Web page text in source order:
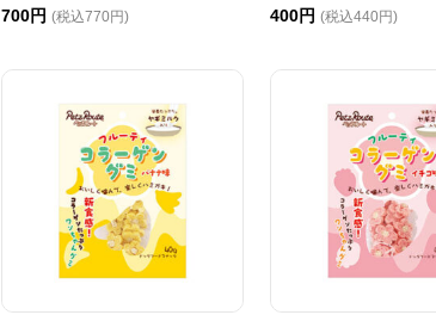
700円 (税込770円) 400円 (税込440円)